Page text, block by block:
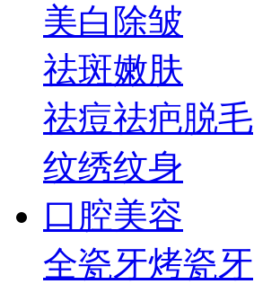
美白 除皱
祛斑嫩肤
祛痘祛疤脱毛
纹绣纹身
口腔美容
全瓷牙烤瓷牙